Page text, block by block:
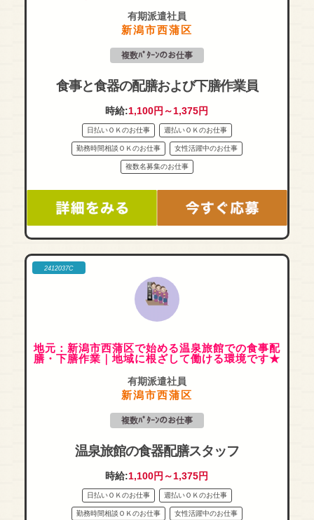
有期派遣社員
新潟市西蒲区
複数ﾊﾟﾀｰﾝのお仕事
食事と食器の配膳および下膳作業員
時給:1,100円～1,375円
日払いＯＫのお仕事 週払いＯＫのお仕事
勤務時間相談ＯＫのお仕事 女性活躍中のお仕事
複数名募集のお仕事
2412037C
地元：新潟市西蒲区で始める温泉旅館での食事配
膳・下膳作業｜地域に根ざして働ける環境です★
有期派遣社員
新潟市西蒲区
複数ﾊﾟﾀｰﾝのお仕事
温泉旅館の食器配膳スタッフ
時給:1,100円～1,375円
日払いＯＫのお仕事 週払いＯＫのお仕事
勤務時間相談ＯＫのお仕事 女性活躍中のお仕事